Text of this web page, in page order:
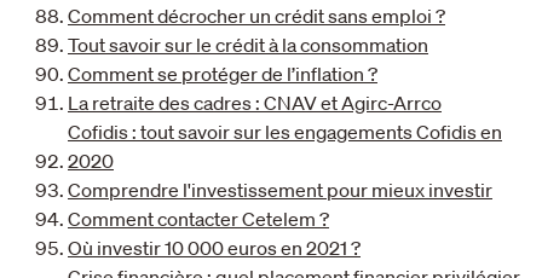
Comment décrocher un crédit sans emploi ?
Tout savoir sur le crédit à la consommation
Comment se protéger de l’inflation ?
La retraite des cadres : CNAV et Agirc-Arrco
Cofidis : tout savoir sur les engagements Cofidis en
2020
Comprendre l'investissement pour mieux investir
Comment contacter Cetelem ?
Où investir 10 000 euros en 2021 ?